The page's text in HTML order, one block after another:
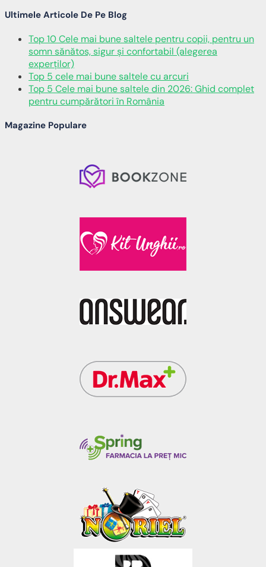
Ultimele Articole De Pe Blog
Top 10 Cele mai bune saltele pentru copii, pentru un
somn sănătos, sigur și confortabil (alegerea
experților)
Top 5 cele mai bune saltele cu arcuri
Top 5 Cele mai bune saltele din 2026: Ghid complet
pentru cumpărători în România
Magazine Populare